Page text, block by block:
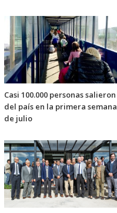
Casi 100.000 personas salieron
del país en la primera semana
de julio